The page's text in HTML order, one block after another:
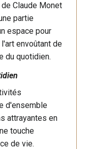
Claude Monet
partie
espace pour
envoûtant de
du quotidien.
d'ensemble
attrayantes en
touche
de vie.